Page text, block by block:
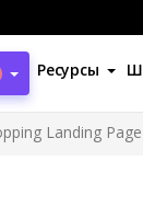
Ресурсы
Landing Page